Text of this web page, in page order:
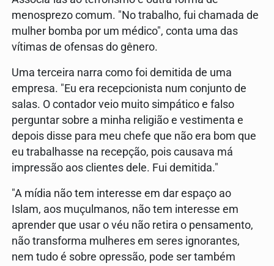
menosprezo comum. "No trabalho, fui chamada de
mulher bomba por um médico", conta uma das
vítimas de ofensas do gênero.
Uma terceira narra como foi demitida de uma
empresa. "Eu era recepcionista num conjunto de
salas. O contador veio muito simpático e falso
perguntar sobre a minha religião e vestimenta e
depois disse para meu chefe que não era bom que
eu trabalhasse na recepção, pois causava má
impressão aos clientes dele. Fui demitida."
"A mídia não tem interesse em dar espaço ao
Islam, aos muçulmanos, não tem interesse em
aprender que usar o véu não retira o pensamento,
não transforma mulheres em seres ignorantes,
nem tudo é sobre opressão, pode ser também